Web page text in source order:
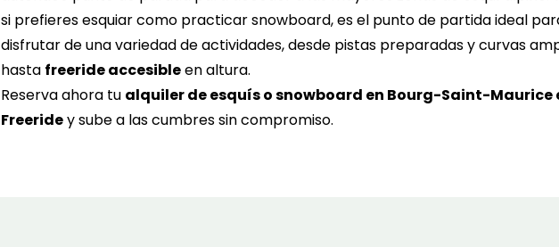
20 21 22 23 24 25
27 28 29 30 31
si prefieres esquiar como practicar snowboard, es el punto de partida ideal
disfrutar de una variedad de actividades, desde pistas preparadas y curvas
hasta freeride accesibleen altura.
Reserva ahora tu alquiler de esquís o snowboard en Bourg-Saint-Maurice
Freeridey sube a las cumbres sin compromiso.